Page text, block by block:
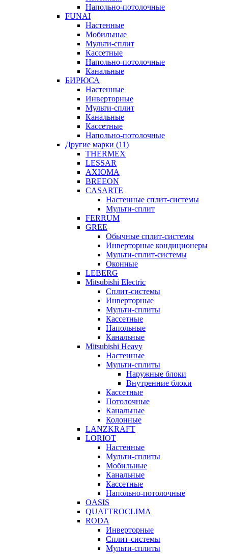
Напольно-потолочные
FUNAI
Настенные
Мобильные
Мульти-сплит
Кассетные
Напольно-потолочные
Канальные
БИРЮСА
Настенные
Инверторные
Мульти-сплит
Канальные
Кассетные
Напольно-потолочные
Другие марки (11)
THERMEX
LESSAR
AXIOMA
BREEON
CASARTE
Настенные сплит-системы
Мульти-сплит
FERRUM
GREE
Обычные сплит-системы
Инверторные кондиционеры
Мульти-сплит-системы
Оконные
LEBERG
Mitsubishi Electric
Cплит-системы
Инверторные
Мульти-сплиты
Кассетные
Напольные
Канальные
Mitsubishi Heavy
Настенные
Мульти-сплиты
Наружные блоки
Внутренние блоки
Кассетные
Потолочные
Канальные
Колонные
LANZKRAFT
LORIOT
Настенные
Мульти-сплиты
Мобильные
Канальные
Кассетные
Напольно-потолочные
OASIS
QUATTROCLIMA
RODA
Инверторные
Сплит-системы
Мульти-сплиты